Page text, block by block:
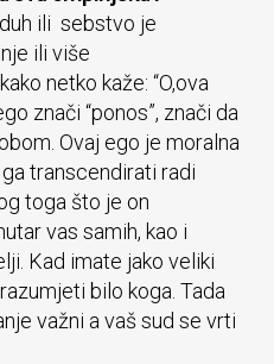
ili sebstvo je
ili više
netko kaže: “O,ova
znači “ponos”, znači da
Ovaj ego je moralna
transcendirati radi
toga što je on
vas samih, kao i
Kad imate jako veliki
bilo koga. Tada
važni a vaš sud se vrti